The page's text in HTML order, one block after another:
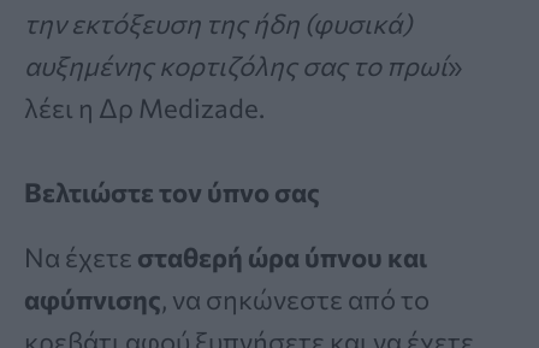
την εκτόξευση της ήδη (φυσικά)
αυξημένης κορτιζόλης σας το πρωί»
λέει η Δρ Medizade.
Βελτιώστε τον ύπνο σας
Να έχετε σταθερή ώρα ύπνου και
αφύπνισης, να σηκώνεστε από το
κρεβάτι αφού ξυπνήσετε και να έχετε